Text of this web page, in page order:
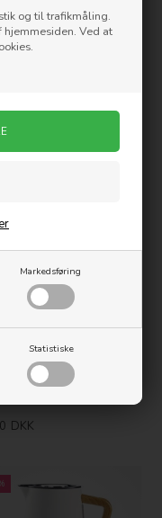
og til trafikmåling.
Ved at
Markedsføring
Statistiske
i følgende
Elkedel - Glas & Stål - 1,7
DKK